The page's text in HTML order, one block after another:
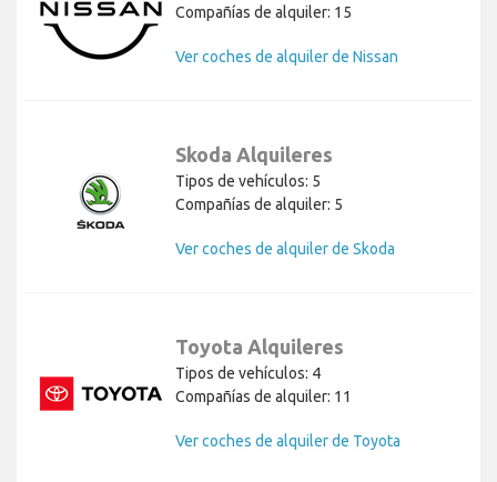
Compañías de alquiler: 15
Ver coches de alquiler de Nissan
Skoda Alquileres
Tipos de vehículos: 5
Compañías de alquiler: 5
Ver coches de alquiler de Skoda
Toyota Alquileres
Tipos de vehículos: 4
Compañías de alquiler: 11
Ver coches de alquiler de Toyota